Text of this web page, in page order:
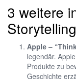
3 weitere
Apple –
legendär.
Produkte zu
Geschichte